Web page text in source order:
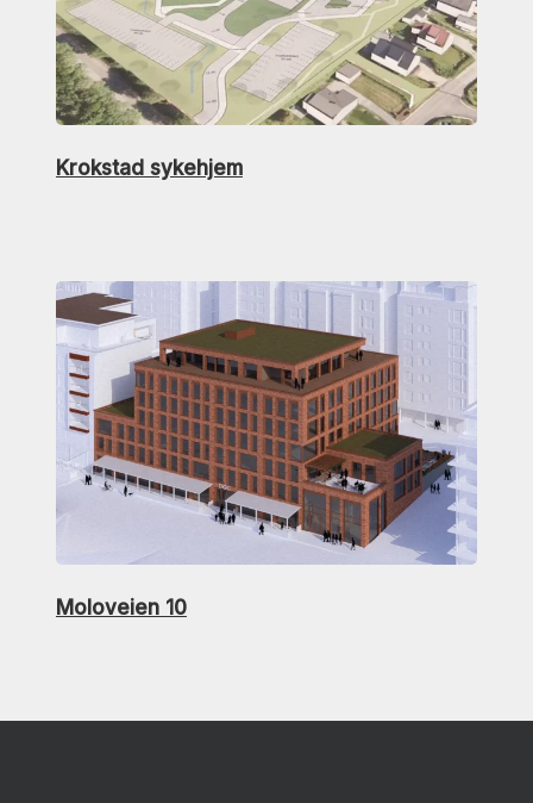
Krokstad sykehjem
Moloveien 10